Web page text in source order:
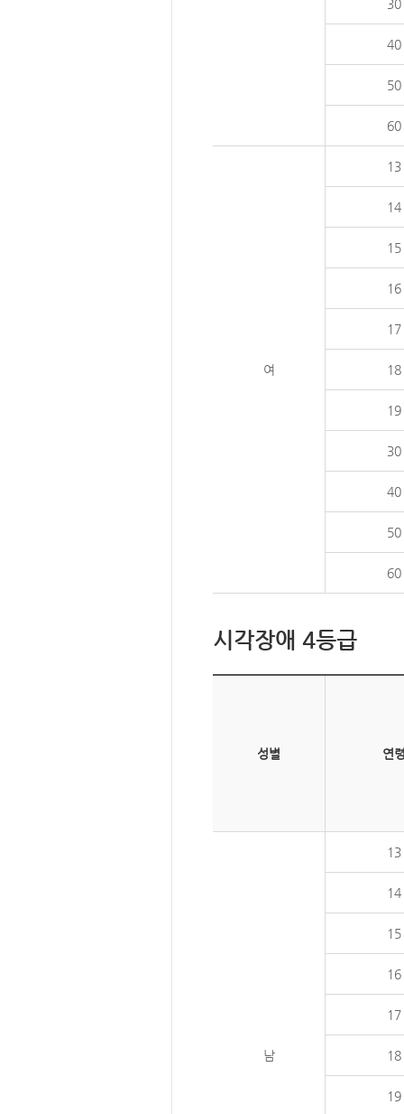
30
40
50
60
여
13
14
15
16
17
18
19
30
40
50
60
시각장애 4등급
성별 연
남
13
14
15
16
17
18
19